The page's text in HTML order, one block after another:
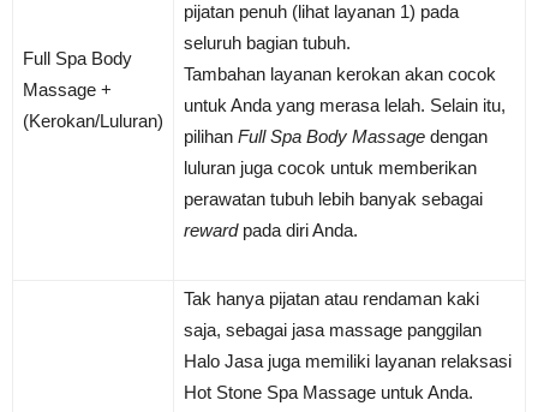
Full Spa Body
Massage +
(Kerokan/Luluran)
pijatan penuh (lihat layanan 1) pada
seluruh bagian tubuh.
Tambahan layanan kerokan akan cocok
untuk Anda yang merasa lelah. Selain itu,
pilihan Full Spa Body Massage dengan
luluran juga cocok untuk memberikan
perawatan tubuh lebih banyak sebagai
rewardpada diri Anda.
Tak hanya pijatan atau rendaman kaki
saja, sebagai jasa massage panggilan
Halo Jasa juga memiliki layanan relaksasi
Hot Stone Spa Massage untuk Anda.